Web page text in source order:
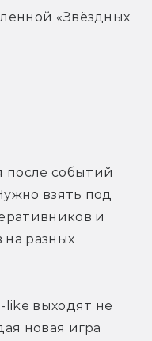
«Звёздных
после событий
взять под
и
на разных
like выходят не
новая игра